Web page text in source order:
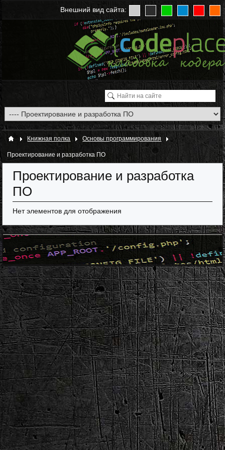
Внешний вид сайта:
Книжная полка Основы программирования
Проектирование и разработка ПО
Проектирование и разработка
ПО
Нет элементов для отображения